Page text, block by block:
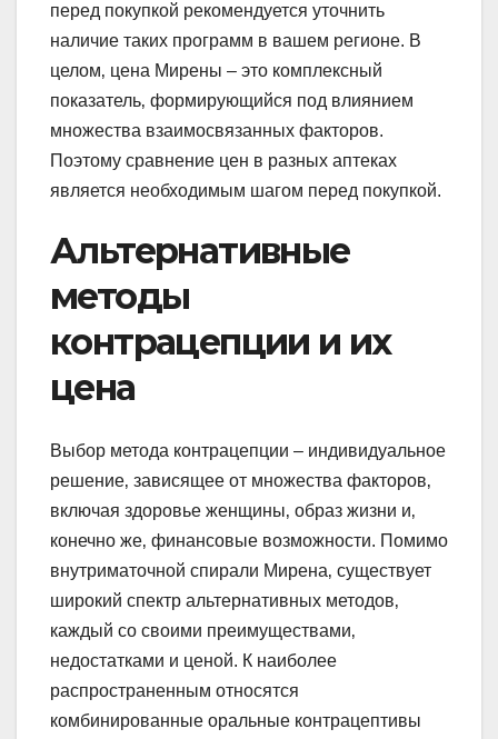
перед покупкой рекомендуется уточнить
наличие таких программ в вашем регионе. В
целом‚ цена Мирены – это комплексный
показатель‚ формирующийся под влиянием
множества взаимосвязанных факторов.
Поэтому сравнение цен в разных аптеках
является необходимым шагом перед покупкой.
Альтернативные
методы
контрацепции и их
цена
Выбор метода контрацепции – индивидуальное
решение‚ зависящее от множества факторов‚
включая здоровье женщины‚ образ жизни и‚
конечно же‚ финансовые возможности. Помимо
внутриматочной спирали Мирена‚ существует
широкий спектр альтернативных методов‚
каждый со своими преимуществами‚
недостатками и ценой. К наиболее
распространенным относятся
комбинированные оральные контрацептивы